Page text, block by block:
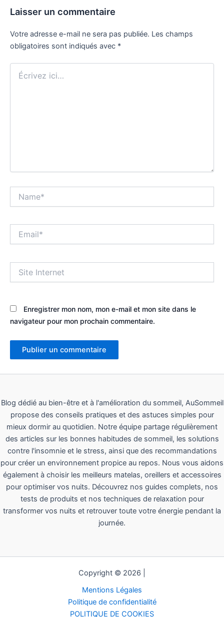
Laisser un commentaire
Votre adresse e-mail ne sera pas publiée. Les champs
obligatoires sont indiqués avec *
Écrivez
ici…
Internet
Enregistrer mon nom, mon e-mail et mon site dans le
navigateur pour mon prochain commentaire.
Blog dédié au bien-être et à l'amélioration du sommeil, AuSommeil
propose des conseils pratiques et des astuces simples pour
mieux dormir au quotidien. Notre équipe partage régulièrement
des articles sur les bonnes habitudes de sommeil, les solutions
contre l'insomnie et le stress, ainsi que des recommandations
pour créer un environnement propice au repos. Nous vous aidons
également à choisir les meilleurs matelas, oreillers et accessoires
pour optimiser vos nuits. Découvrez nos guides complets, nos
tests de produits et nos techniques de relaxation pour
transformer vos nuits et retrouver toute votre énergie pendant la
journée.
Copyright © 2026 |
Mentions Légales
Politique de confidentialité
POLITIQUE DE COOKIES